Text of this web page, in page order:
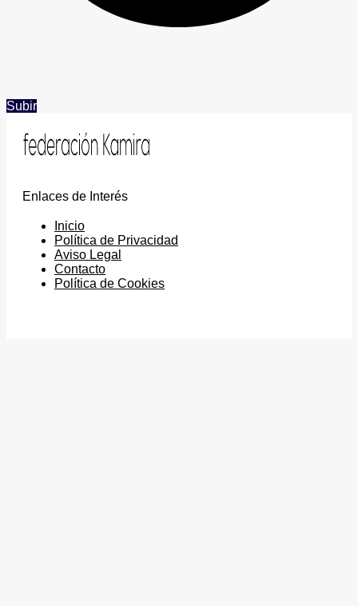
Subir
Enlaces de Interés
Inicio
Política de Privacidad
Aviso Legal
Contacto
Política de Cookies